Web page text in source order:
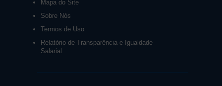
Mapa do Site
Sobre Nós
Termos de Uso
Relatório de Transparência e Igualdade
Salarial